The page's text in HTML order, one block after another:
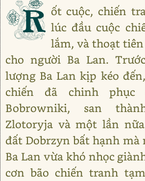
R ốt cuộc, chiến
lúc đầu cuộc
lắm, và thoạt
cho người Ba Lan.
lượng Ba Lan kịp kéo
chiến đã chinh phục
Bobrowniki, san
Zlotoryja và một lần
đất Dobrzyn bất hạnh mà
Ba Lan vừa khó nhọc
cơn bão chiến tranh